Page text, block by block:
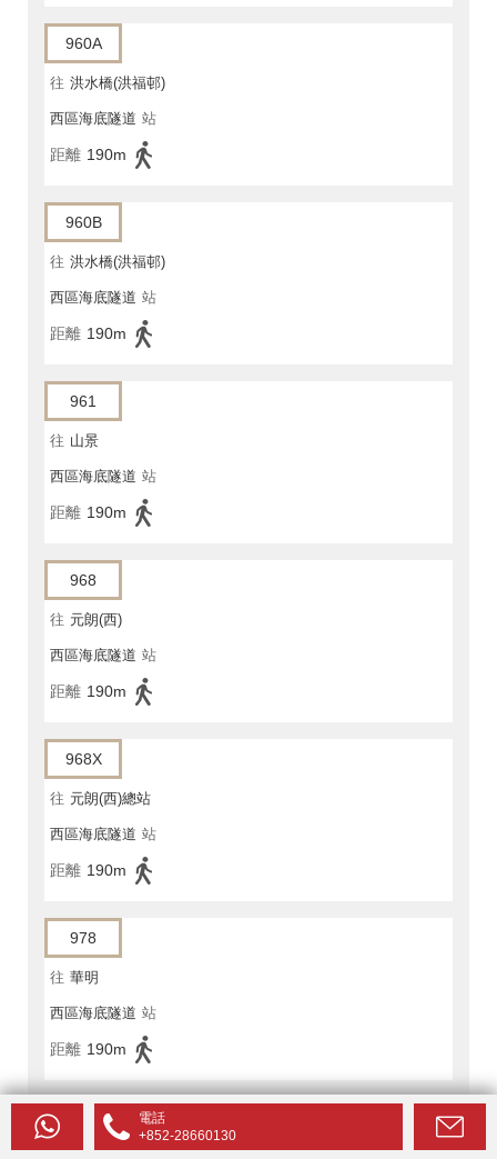
960A
往 洪水橋(洪福邨)
西區海底隧道 站
距離 190m
960B
往 洪水橋(洪福邨)
西區海底隧道 站
距離 190m
961
往 山景
西區海底隧道 站
距離 190m
968
往 元朗(西)
西區海底隧道 站
距離 190m
968X
往 元朗(西)總站
西區海底隧道 站
距離 190m
978
往 華明
西區海底隧道 站
距離 190m
九巴/城巴
981P
電話
+852-28660130